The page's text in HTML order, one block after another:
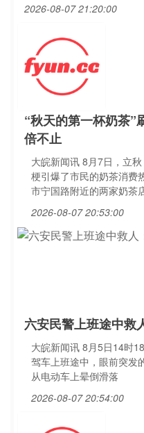
2026-08-07 21:20:00
“秋天的第一杯奶茶”
倍不止
大皖新闻讯 8月7日，立
梗引爆了市民的奶茶消费
市宁国路附近的两家奶茶
2026-08-07 20:53:00
六安民警上班途中救
大皖新闻讯 8月5日14时
驾车上班途中，眼前突发
从电动车上晕倒滑落
2026-08-07 20:54:00